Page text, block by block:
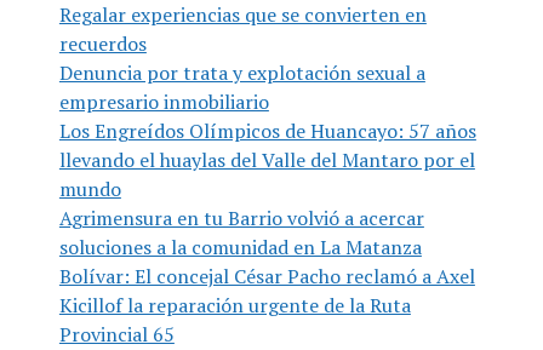
Regalar experiencias que se convierten en
recuerdos
Denuncia por trata y explotación sexual a
empresario inmobiliario
Los Engreídos Olímpicos de Huancayo: 57 años
llevando el huaylas del Valle del Mantaro por el
mundo
Agrimensura en tu Barrio volvió a acercar
soluciones a la comunidad en La Matanza
Bolívar: El concejal César Pacho reclamó a Axel
Kicillof la reparación urgente de la Ruta
Provincial 65